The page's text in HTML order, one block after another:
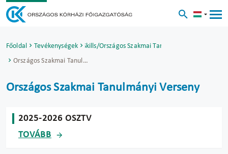
Főoldal Tevékenységek
WorldSkills/EuroSkills/Országos Szakmai Tanulmányi Verseny
Országos Szakmai Tanulmányi Verseny
Országos Szakmai Tanulmányi Verseny
2025-2026 OSZTV
TOVÁBB